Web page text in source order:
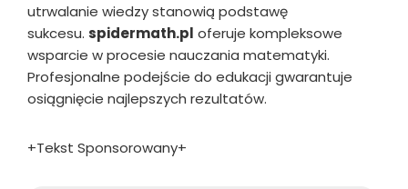
utrwalanie wiedzy stanowią podstawę
sukcesu. spidermath.pl oferuje kompleksowe
wsparcie w procesie nauczania matematyki.
Profesjonalne podejście do edukacji gwarantuje
osiągnięcie najlepszych rezultatów.
+Tekst Sponsorowany+